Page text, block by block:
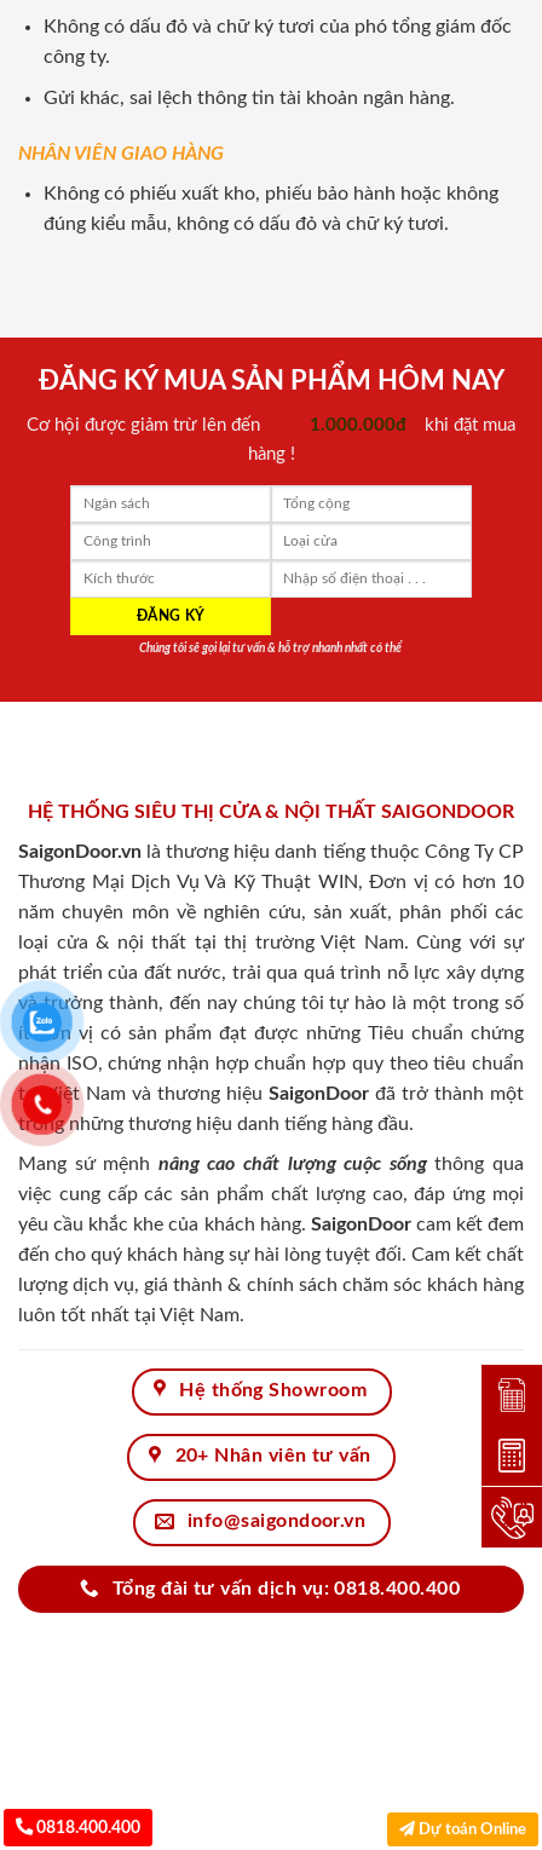
Không có dấu đỏ và chữ ký tươi của phó tổng giám đốc
công ty.
Gửi khác, sai lệch thông tin tài khoản ngân hàng.
NHÂN VIÊN GIAO HÀNG
Không có phiếu xuất kho, phiếu bảo hành hoặc không
đúng kiểu mẫu, không có dấu đỏ và chữ ký tươi.
ĐĂNG KÝ MUA SẢN PHẨM HÔM NAY
Cơ hội được giảm trừ lên đến 1.000.000đ
khi đặt mua
hàng !
Chúng tôi sẽ gọi lại tư vấn & hỗ trợ nhanh nhất có thể
HỆ THỐNG SIÊU THỊ CỬA & NỘI THẤT SAIGONDOOR
SaigonDoor.vn là thương hiệu danh tiếng thuộc Công Ty CP
Thương Mại Dịch Vụ Và Kỹ Thuật WIN, Đơn vị có hơn 10
năm chuyên môn về nghiên cứu, sản xuất, phân phối các
loại cửa & nội thất tại thị trường Việt Nam. Cùng với sự
phát triển của đất nước, trải qua quá trình nỗ lực xây dựng
và trưởng thành, đến nay chúng tôi tự hào là một trong số
ít đơn vị có sản phẩm đạt được những Tiêu chuẩn chứng
nhận ISO, chứng nhận hợp chuẩn hợp quy theo tiêu chuẩn
tại Việt Nam và thương hiệu SaigonDoor đã trở thành một
trong những thương hiệu danh tiếng hàng đầu.
Mang sứ mệnh nâng cao chất lượng cuộc sốngthông qua
việc cung cấp các sản phẩm chất lượng cao, đáp ứng mọi
yêu cầu khắc khe của khách hàng. SaigonDoorcam kết đem
đến cho quý khách hàng sự hài lòng tuyệt đối. Cam kết chất
lượng dịch vụ, giá thành & chính sách chăm sóc khách hàng
luôn tốt nhất tại Việt Nam.
Hệ thống Showroom
20+ Nhân viên tư vấn
info@saigondoor.vn
Tổng đài tư vấn dịch vụ: 0818.400.400
0818.400.400 Dự toán Online
Đặt
Dự